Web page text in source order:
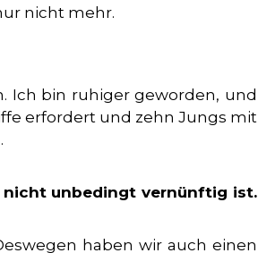
nicht mehr.
Ich bin ruhiger geworden, und
erfordert und zehn Jungs mit
unbedingt vernünftig ist.
haben wir auch einen